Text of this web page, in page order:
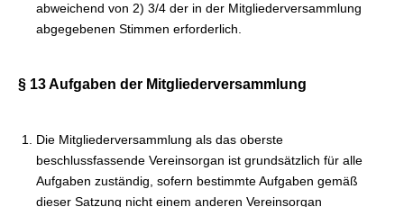
abweichend von 2) 3/4 der in der Mitgliederversammlung
abgegebenen Stimmen erforderlich.
§ 13 Aufgaben der Mitgliederversammlung
Die Mitgliederversammlung als das oberste
beschlussfassende Vereinsorgan ist grundsätzlich für alle
Aufgaben zuständig, sofern bestimmte Aufgaben gemäß
dieser Satzung nicht einem anderen Vereinsorgan